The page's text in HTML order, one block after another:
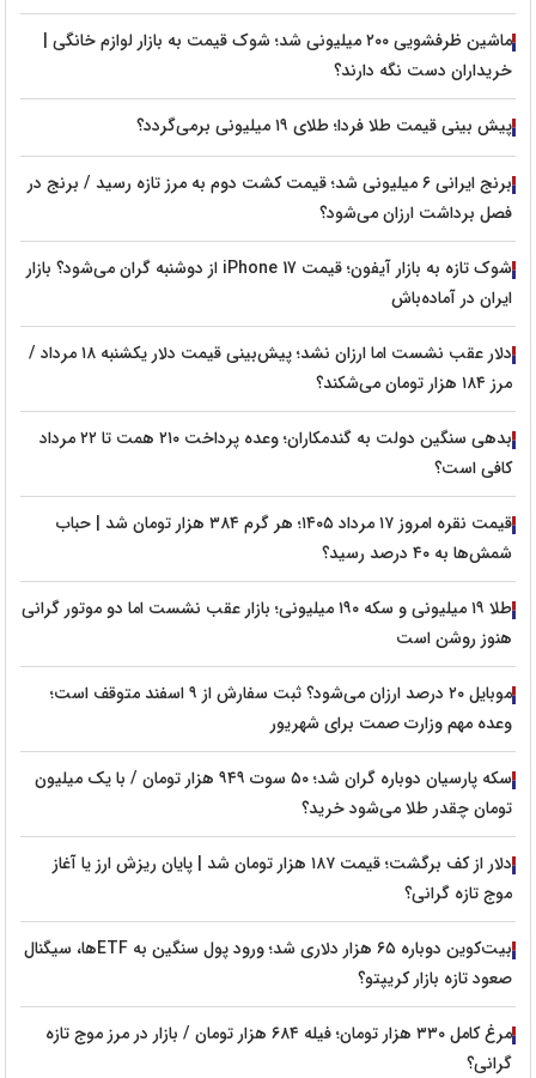
ماشین ظرفشویی ۲۰۰ میلیونی شد؛ شوک قیمت به بازار لوازم خانگی |
خریداران دست نگه دارند؟
پیش‌ بینی قیمت طلا فردا؛ طلای ۱۹ میلیونی برمی‌گردد؟
برنج ایرانی ۶ میلیونی شد؛ قیمت کشت دوم به مرز تازه رسید / برنج در
فصل برداشت ارزان می‌شود؟
شوک تازه به بازار آیفون؛ قیمت iPhone 17 از دوشنبه گران می‌شود؟ بازار
ایران در آماده‌باش
دلار عقب نشست اما ارزان نشد؛ پیش‌بینی قیمت دلار یکشنبه ۱۸ مرداد /
مرز ۱۸۴ هزار تومان می‌شکند؟
بدهی سنگین دولت به گندمکاران؛ وعده پرداخت ۲۱۰ همت تا ۲۲ مرداد
کافی است؟
قیمت نقره امروز ۱۷ مرداد ۱۴۰۵؛ هر گرم ۳۸۴ هزار تومان شد | حباب
شمش‌ها به ۴۰ درصد رسید؟
طلا ۱۹ میلیونی و سکه ۱۹۰ میلیونی؛ بازار عقب نشست اما دو موتور گرانی
هنوز روشن است
موبایل ۲۰ درصد ارزان می‌شود؟ ثبت سفارش از ۹ اسفند متوقف است؛
وعده مهم وزارت صمت برای شهریور
سکه پارسیان دوباره گران شد؛ ۵۰ سوت ۹۴۹ هزار تومان / با یک میلیون
تومان چقدر طلا می‌شود خرید؟
دلار از کف برگشت؛ قیمت ۱۸۷ هزار تومان شد | پایان ریزش ارز یا آغاز
موج تازه گرانی؟
بیت‌کوین دوباره ۶۵ هزار دلاری شد؛ ورود پول سنگین به ETFها، سیگنال
صعود تازه بازار کریپتو؟
مرغ کامل ۳۳۰ هزار تومان؛ فیله ۶۸۴ هزار تومان / بازار در مرز موج تازه
گرانی؟